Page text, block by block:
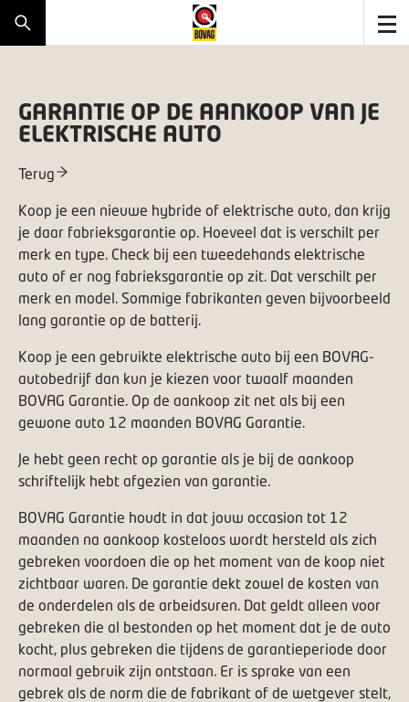
GARANTIE OP DE AANKOOP VAN JE
ELEKTRISCHE AUTO
Terug
Koop je een nieuwe hybride of elektrische auto, dan krijg
je daar fabrieksgarantie op. Hoeveel dat is verschilt per
merk en type. Check bij een tweedehands elektrische
auto of er nog fabrieksgarantie op zit. Dat verschilt per
merk en model. Sommige fabrikanten geven bijvoorbeeld
lang garantie op de batterij.
Koop je een gebruikte elektrische auto bij een BOVAG-
autobedrijf dan kun je kiezen voor twaalf maanden
BOVAG Garantie. Op de aankoop zit net als bij een
gewone auto 12 maanden BOVAG Garantie.
Je hebt geen recht op garantie als je bij de aankoop
schriftelijk hebt afgezien van garantie.
BOVAG Garantie houdt in dat jouw occasion tot 12
maanden na aankoop kosteloos wordt hersteld als zich
gebreken voordoen die op het moment van de koop niet
zichtbaar waren. De garantie dekt zowel de kosten van
de onderdelen als de arbeidsuren. Dat geldt alleen voor
gebreken die al bestonden op het moment dat je de auto
kocht, plus gebreken die tijdens de garantieperiode door
normaal gebruik zijn ontstaan. Er is sprake van een
gebrek als de norm die de fabrikant of de wetgever stelt,